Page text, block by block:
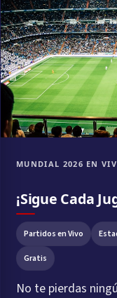
MUNDIAL 2026 EN
¡Sigue Cada
Partidos en Vivo
Gratis
No te pierdas